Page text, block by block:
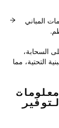
المباني
السحابة،
التحتية، مما